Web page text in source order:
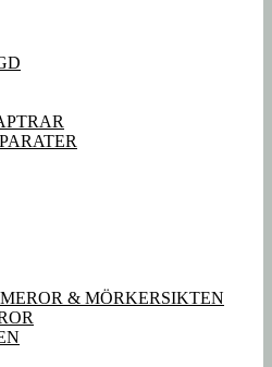
& MÖRKERSIKTEN